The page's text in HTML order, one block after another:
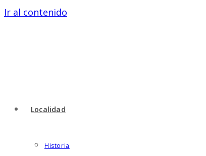
Ir al contenido
Localidad
Historia